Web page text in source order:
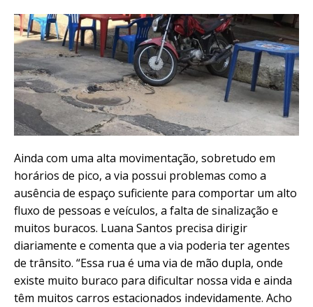
Ainda com uma alta movimentação, sobretudo em
horários de pico, a via possui problemas como a
ausência de espaço suficiente para comportar um alto
fluxo de pessoas e veículos, a falta de sinalização e
muitos buracos. Luana Santos precisa dirigir
diariamente e comenta que a via poderia ter agentes
de trânsito. “Essa rua é uma via de mão dupla, onde
existe muito buraco para dificultar nossa vida e ainda
têm muitos carros estacionados indevidamente. Acho